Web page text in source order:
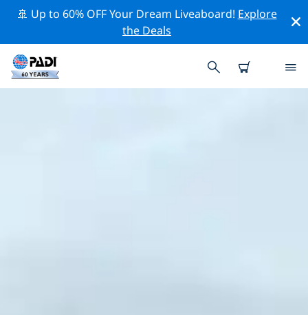
🚢 Up to 60% OFF Your Dream Liveaboard! Explore
the Deals